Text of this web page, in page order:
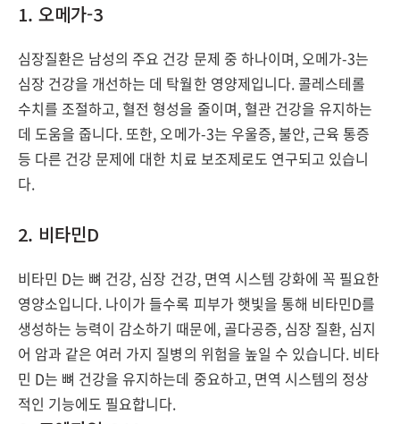
1. 오메가-3
심장질환은 남성의 주요 건강 문제 중 하나이며, 오메가-3는
심장 건강을 개선하는 데 탁월한 영양제입니다. 콜레스테롤
수치를 조절하고, 혈전 형성을 줄이며, 혈관 건강을 유지하는
데 도움을 줍니다. 또한, 오메가-3는 우울증, 불안, 근육 통증
등 다른 건강 문제에 대한 치료 보조제로도 연구되고 있습니
다.
2. 비타민D
비타민 D는 뼈 건강, 심장 건강, 면역 시스템 강화에 꼭 필요한
영양소입니다. 나이가 들수록 피부가 햇빛을 통해 비타민D를
생성하는 능력이 감소하기 때문에, 골다공증, 심장 질환, 심지
어 암과 같은 여러 가지 질병의 위험을 높일 수 있습니다. 비타
민 D는 뼈 건강을 유지하는데 중요하고, 면역 시스템의 정상
적인 기능에도 필요합니다.